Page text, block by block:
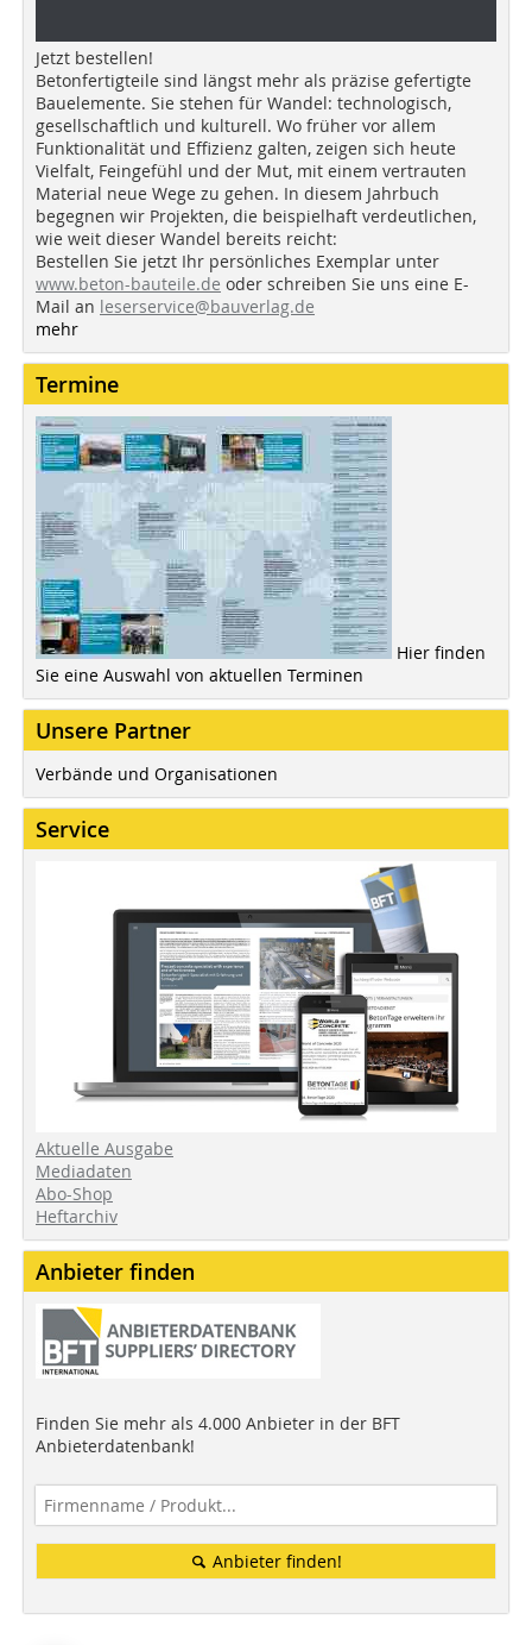
Jetzt bestellen!
Betonfertigteile sind längst mehr als präzise gefertigte
Bauelemente. Sie stehen für Wandel: technologisch,
gesellschaftlich und kulturell. Wo früher vor allem
Funktionalität und Effizienz galten, zeigen sich heute
Vielfalt, Feingefühl und der Mut, mit einem vertrauten
Material neue Wege zu gehen. In diesem Jahrbuch
begegnen wir Projekten, die beispielhaft verdeutlichen,
wie weit dieser Wandel bereits reicht:
Bestellen Sie jetzt Ihr persönliches Exemplar unter
www.beton-bauteile.de oder schreiben Sie uns eine E-
Mail an leserservice@bauverlag.de
mehr
Termine
Hier finden
Sie eine Auswahl von aktuellen Terminen
Unsere Partner
Verbände und Organisationen
Service
Aktuelle Ausgabe
Mediadaten
Abo-Shop
Heftarchiv
Anbieter finden
Finden Sie mehr als 4.000 Anbieter in der BFT
Anbieterdatenbank!
Anbieter finden!